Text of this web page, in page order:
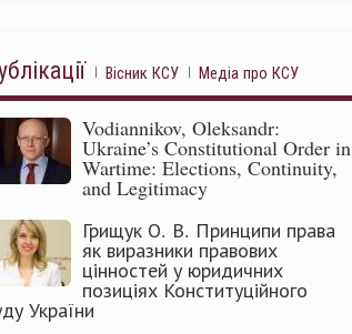
Вісник КСУ Медіа про КСУ
Vodiannikov, Oleksandr:
Ukraine’s Constitutional Order in
Wartime: Elections, Continuity,
and Legitimacy
Грищук О. В. Принципи права
як виразники правових
цінностей у юридичних
позиціях Конституційного
України